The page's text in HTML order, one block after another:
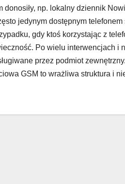
donosiły, np. lokalny dziennik
jedynym dostępnym
gdy ktoś korzystając z
Po wielu interwencjach i
przez podmiot
GSM to wrażliwa struktura i